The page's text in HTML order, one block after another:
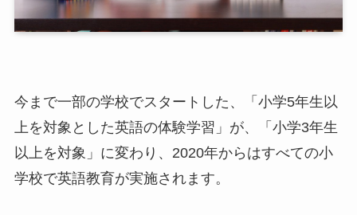
今まで一部の学校でスタートした、「小学5年生以
上を対象とした英語の体験学習」が、
「 小学3年生
以上を対象」に変わり 、2020年からはすべての小
学校で英語教育が実施されます。